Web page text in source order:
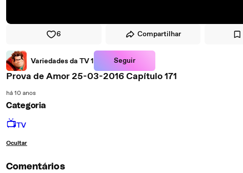
6 Compartilhar
Variedades da TV 1 Seguir
Prova de Amor 25-03-2016 Capítulo 171
há 10 anos
Categoria
📺TV
Ocultar
Comentários